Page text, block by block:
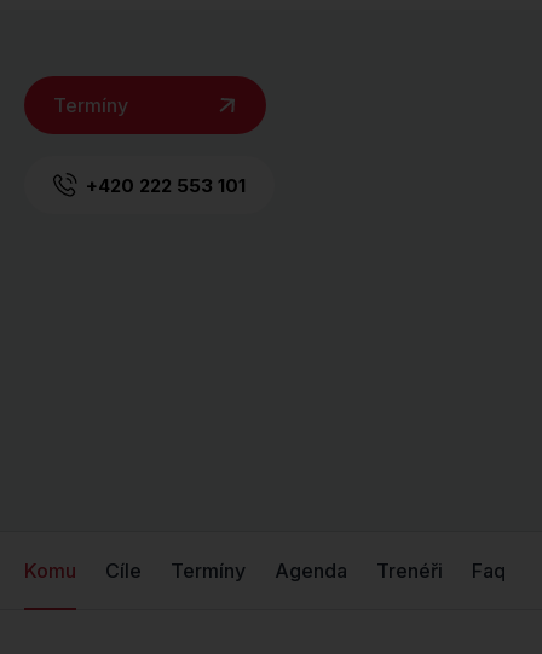
Termíny
+420 222 553 101
Komu Cíle Termíny Agenda Trenéři Faq